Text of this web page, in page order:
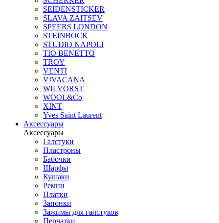
SEIDENSTICKER
SLAVA ZAITSEV
SPEERS LONDON
STEINBOCK
STUDIO NAPOLI
TIO BENETTO
TROY
VENTI
VIVACANA
WILVORST
WOOL&Co
XINT
Yves Saint Laurent
Аксессуары
Аксессуары
Галстуки
Пластроны
Бабочки
Шарфы
Кушаки
Ремни
Платки
Запонки
Зажимы для галстуков
Перчатки